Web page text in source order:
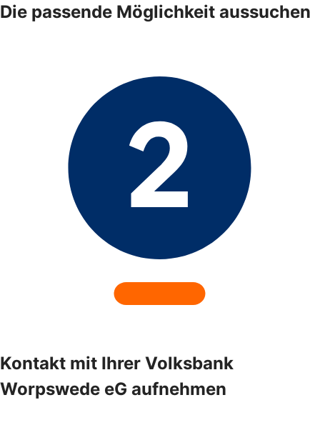
Die passende Möglichkeit aussuchen
Kontakt mit Ihrer Volksbank
Worpswede eG aufnehmen